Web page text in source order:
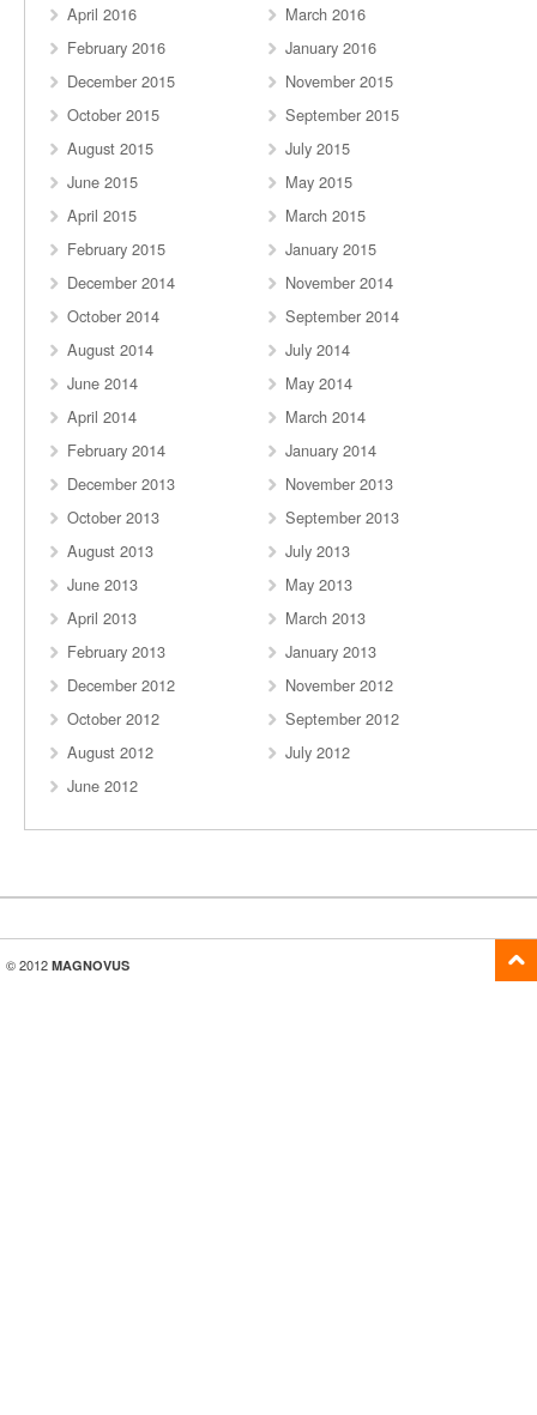
April 2016
March 2016
February 2016
January 2016
December 2015
November 2015
October 2015
September 2015
August 2015
July 2015
June 2015
May 2015
April 2015
March 2015
February 2015
January 2015
December 2014
November 2014
October 2014
September 2014
August 2014
July 2014
June 2014
May 2014
April 2014
March 2014
February 2014
January 2014
December 2013
November 2013
October 2013
September 2013
August 2013
July 2013
June 2013
May 2013
April 2013
March 2013
February 2013
January 2013
December 2012
November 2012
October 2012
September 2012
August 2012
July 2012
June 2012
© 2012 MAGNOVUS